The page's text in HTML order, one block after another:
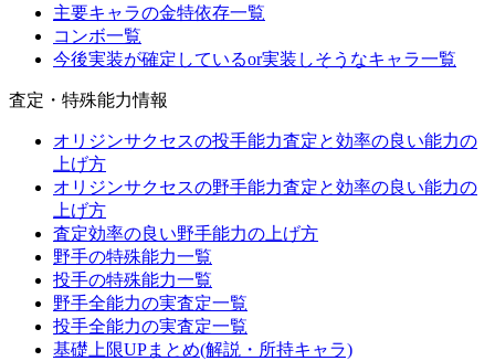
主要キャラの金特依存一覧
コンボ一覧
今後実装が確定しているor実装しそうなキャラ一覧
査定・特殊能力情報
オリジンサクセスの投手能力査定と効率の良い能力の
上げ方
オリジンサクセスの野手能力査定と効率の良い能力の
上げ方
査定効率の良い野手能力の上げ方
野手の特殊能力一覧
投手の特殊能力一覧
野手全能力の実査定一覧
投手全能力の実査定一覧
基礎上限UPまとめ(解説・所持キャラ)